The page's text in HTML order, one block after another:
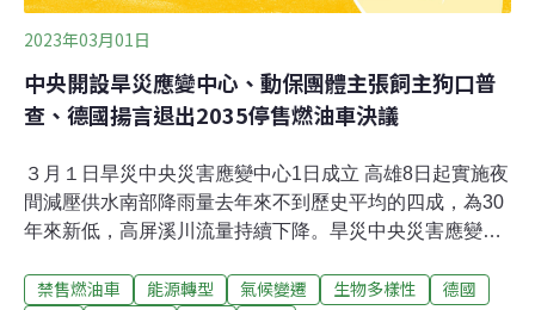
2023年03月01日
中央開設旱災應變中心、動保團體主張飼主狗口普
查、德國揚言退出2035停售燃油車決議
３月１日旱災中央災害應變中心1日成立 高雄8日起實施夜
間減壓供水南部降雨量去年來不到歷史平均的四成，為30
年來新低，高屏溪川流量持續下降。旱災中央災害應變中
花，邀集相關單位開會後，鑑於高屏溪流量已降至每秒7.4
禁售燃油車 能源轉型 氣候變遷 生物多樣性
德國